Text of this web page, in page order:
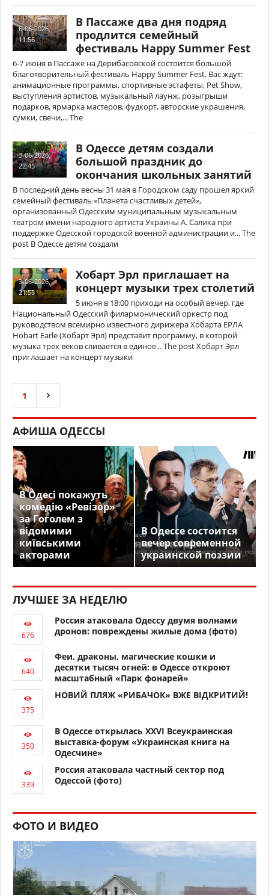
6-06-2026,
11:56
В Пассаже два дня подряд
продлится семейный
фестиваль Happy Summer Fest
6-7 июня в Пассаже на Дерибасовской состоится большой
благотворительный фестиваль Happy Summer Fest. Вас ждут:
анимационные программы, спортивные эстафеты, Pet Show,
выступления артистов, музыкальный лаунж, розыгрыши
подарков, ярмарка мастеров, фудкорт, авторские украшения,
сумки, свечи,... The
3-06-2026,
22:45
В Одессе детям создали
большой праздник до
окончания школьных занятий
В последний день весны 31 мая в Городском саду прошел яркий
семейный фестиваль «Планета счастливых детей»,
организованный Одесским муниципальным музыкальным
театром имени народного артиста Украины А. Салика при
поддержке Одесской городской военной администрации и... The
post В Одессе детям создали
3-06-2026,
21:55
Хобарт Эрл приглашает на
концерт музыки трех столетий
5 июня в 18:00 приходи на особый вечер, где
Национальный Одесский филармонический оркестр под
руководством всемирно известного дирижера Хобарта ЕРЛА
Hobart Earle (Хобарт Эрл) представит программу, в которой
музыка трех веков сливается в единое... The post Хобарт Эрл
приглашает на концерт музыки
1
АФИША ОДЕССЫ
В Одесі покажуть
комедію «Ревізор»
за Гоголем з
відомими
київськими
акторами
В Одессе состоится
вечер современной
украинской поэзии
ЛУЧШЕЕ ЗА НЕДЕЛЮ
Россия атаковала Одессу двумя волнами
дронов: повреждены жилые дома (фото)
Феи, драконы, магические кошки и
десятки тысяч огней: в Одессе откроют
масштабный «Парк фонарей»
НОВИЙ ПЛЯЖ «РИБАЧОК» ВЖЕ ВІДКРИТИЙ!
В Одессе открылась XXVI Всеукраинская
выставка-форум «Украинская книга на
Одесчине»
Россия атаковала частный сектор под
Одессой (фото)
ФОТО И ВИДЕО